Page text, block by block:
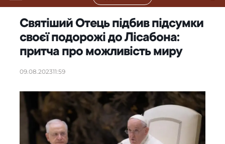
Святіший Отець підбив підсумки
своєї подорожі до Лісабона:
притча про можливість миру
09.08.202311:59